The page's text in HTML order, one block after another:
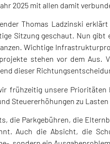
2025 mit allen damit
Thomas Ladzinski
Sitzung geschaut. Nun
Wichtige
stehen vor dem Aus.
dieser
frühzeitig unsere
Steuererhöhungen zu Lasten
die Parkgebühren, die
Auch die Absicht, die